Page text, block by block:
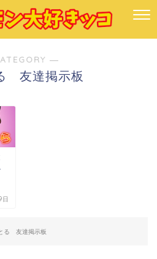
―
友達掲示板
る 友達掲示板